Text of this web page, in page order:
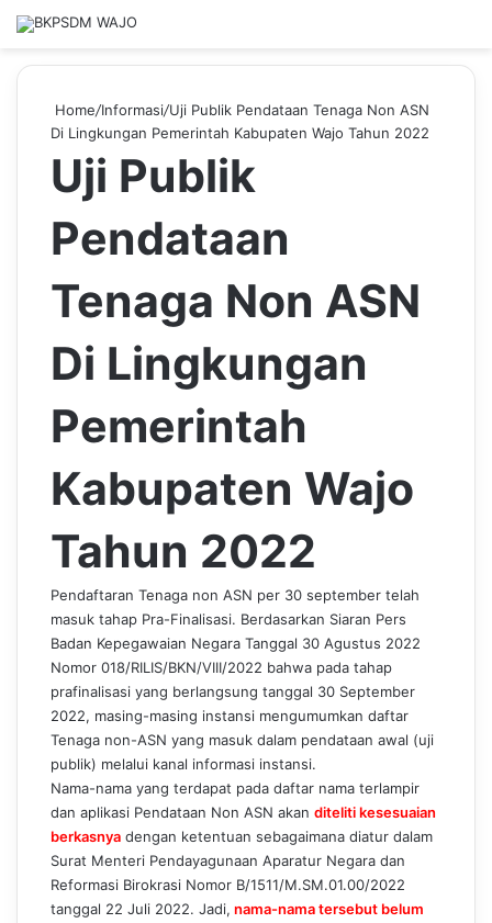
Home/Informasi/Uji Publik Pendataan Tenaga Non ASN
Di Lingkungan Pemerintah Kabupaten Wajo Tahun 2022
Uji Publik
Pendataan
Tenaga Non ASN
Di Lingkungan
Pemerintah
Kabupaten Wajo
Tahun 2022
Pendaftaran Tenaga non ASN per 30 september telah
masuk tahap Pra-Finalisasi. Berdasarkan Siaran Pers
Badan Kepegawaian Negara Tanggal 30 Agustus 2022
Nomor 018/RILIS/BKN/VIII/2022 bahwa pada tahap
prafinalisasi yang berlangsung tanggal 30 September
2022, masing-masing instansi mengumumkan daftar
Tenaga non-ASN yang masuk dalam pendataan awal (uji
publik) melalui kanal informasi instansi.
Nama-nama yang terdapat pada daftar nama terlampir
dan aplikasi Pendataan Non ASN akan diteliti kesesuaian
berkasnya dengan ketentuan sebagaimana diatur dalam
Surat Menteri Pendayagunaan Aparatur Negara dan
Reformasi Birokrasi Nomor B/1511/M.SM.01.00/2022
tanggal 22 Juli 2022. Jadi, nama-nama tersebut belum